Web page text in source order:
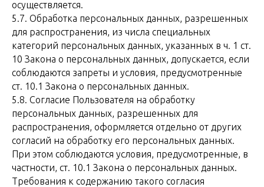
осуществляется.
5.7. Обработка персональных данных, разрешенных
для распространения, из числа специальных
категорий персональных данных, указанных в ч. 1 ст.
10 Закона о персональных данных, допускается, если
соблюдаются запреты и условия, предусмотренные
ст. 10.1 Закона о персональных данных.
5.8. Согласие Пользователя на обработку
персональных данных, разрешенных для
распространения, оформляется отдельно от других
согласий на обработку его персональных данных.
При этом соблюдаются условия, предусмотренные, в
частности, ст. 10.1 Закона о персональных данных.
Требования к содержанию такого согласия